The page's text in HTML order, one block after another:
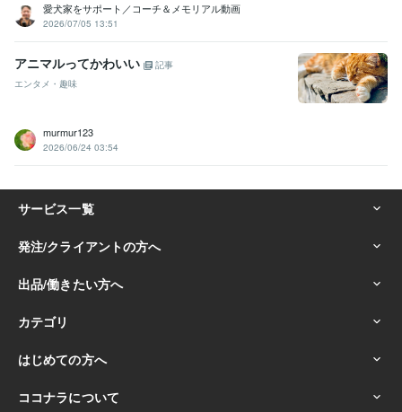
愛犬家をサポート／コーチ＆メモリアル動画
2026/07/05 13:51
アニマルってかわいい
記事
エンタメ・趣味
murmur123
2026/06/24 03:54